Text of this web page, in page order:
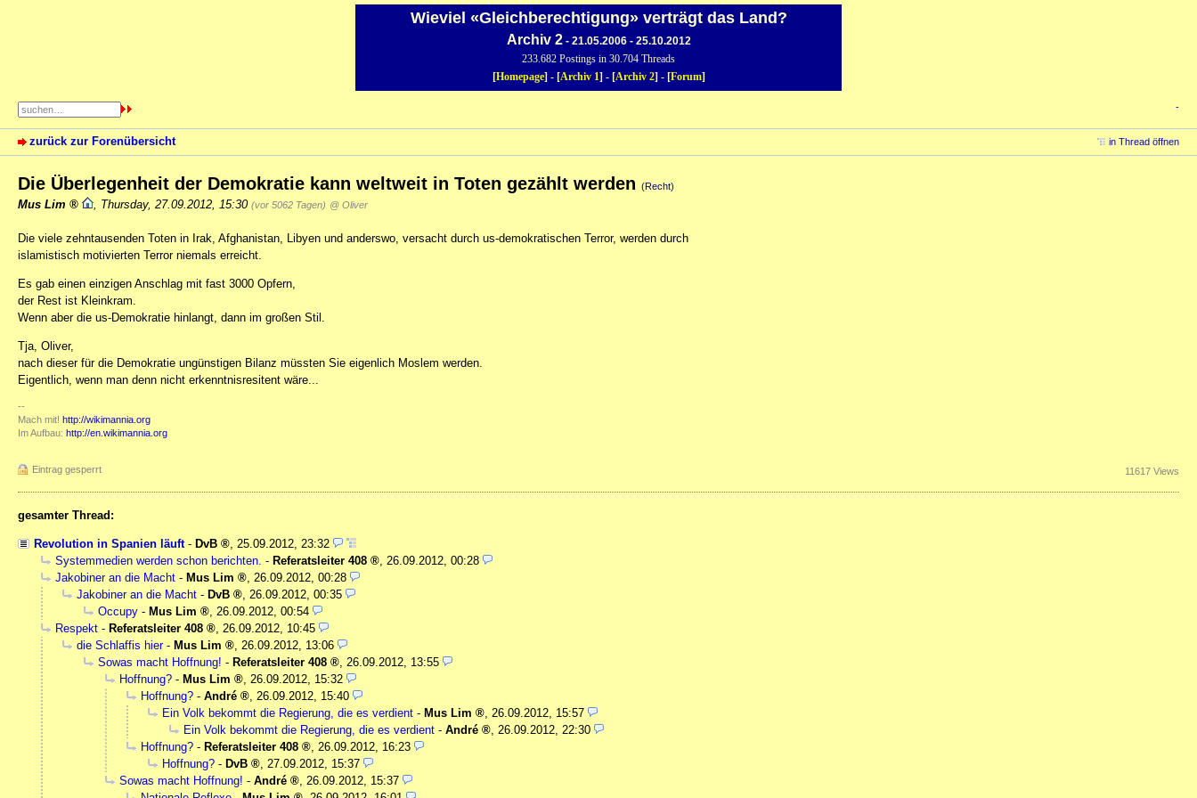
Wieviel «Gleichberechtigung» verträgt das Land?
Archiv 2- 21.05.2006 - 25.10.2012
233.682 Postings in 30.704 Threads
[Homepage] - [Archiv 1] - [Archiv 2] - [Forum]
-
zurück zur Forenübersicht in Thread öffnen
Die Überlegenheit der Demokratie kann weltweit in Toten gezählt werden (Recht)
Mus Lim Thursday, 27.09.2012, 15:30 (vor 5062 Tagen) @ Oliver
Die viele zehntausenden Toten in Irak, Afghanistan, Libyen und anderswo, versacht durch us-demokratischen Terror, werden durch
islamistisch motivierten Terror niemals erreicht.
Es gab einen einzigen Anschlag mit fast 3000 Opfern,
der Rest ist Kleinkram.
Wenn aber die us-Demokratie hinlangt, dann im großen Stil.
Tja, Oliver,
nach dieser für die Demokratie ungünstigen Bilanz müssten Sie eigenlich Moslem werden.
Eigentlich, wenn man denn nicht erkenntnisresitent wäre...
--
Mach mit! http://wikimannia.org
Im Aufbau: http://en.wikimannia.org
Eintrag gesperrt 11617 Views
gesamter Thread:
Revolution in Spanien läuft- DvB , 25.09.2012, 23:32
Systemmedien werden schon berichten. - Referatsleiter 408 , 26.09.2012, 00:28
Jakobiner an die Macht - Mus Lim , 26.09.2012, 00:28
Jakobiner an die Macht - DvB , 26.09.2012, 00:35
Occupy - Mus Lim , 26.09.2012, 00:54
Respekt - Referatsleiter 408 , 26.09.2012, 10:45
die Schlaffis hier- Mus Lim , 26.09.2012, 13:06
Sowas macht Hoffnung! - Referatsleiter 408 , 26.09.2012, 13:55
Hoffnung? - Mus Lim , 26.09.2012, 15:32
Hoffnung? - André , 26.09.2012, 15:40
Ein Volk bekommt die Regierung, die es verdient - Mus Lim , 26.09.2012, 15:57
Ein Volk bekommt die Regierung, die es verdient - André , 26.09.2012, 22:30
Hoffnung? - Referatsleiter 408 , 26.09.2012, 16:23
Hoffnung? - DvB , 27.09.2012, 15:37
Sowas macht Hoffnung! - André , 26.09.2012, 15:37